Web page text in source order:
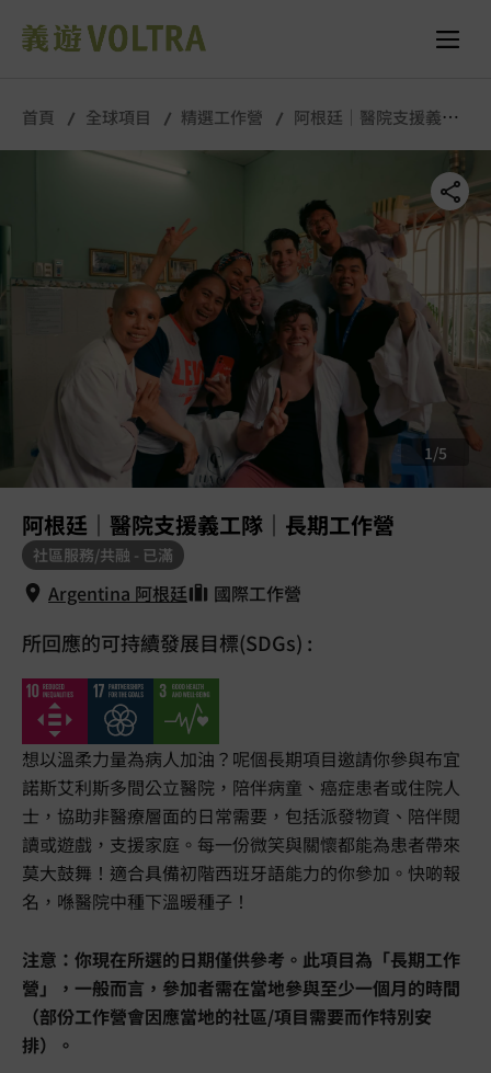
首頁 全球項目 精選工作營
阿根廷｜醫院支援義工
阿根廷｜醫院支援義工隊｜長期工作營
社區服務/共融 - 已滿
Argentina 阿根廷 國際工作營
1/5
所回應的可持續發展目標(SDGs) :
想以溫柔力量為病人加油？呢個長期項目邀請你參與布宜
諾斯艾利斯多間公立醫院，陪伴病童、癌症患者或住院人
士，協助非醫療層面的日常需要，包括派發物資、陪伴閱
讀或遊戲，支援家庭。每一份微笑與關懷都能為患者帶來
莫大鼓舞！適合具備初階西班牙語能力的你參加。快啲報
名，喺醫院中種下溫暖種子！
注意：你現在所選的日期僅供參考。此項目為「長期工作
營」，一般而言，參加者需在當地參與至少一個月的時間
（部份工作營會因應當地的社區/項目需要而作特別安
排）。
舉行城市/地點 (只供參考)
Argentina 阿根廷